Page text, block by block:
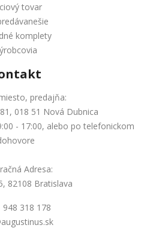
tovar
komplety
predajňa:
018 51 Nová Dubnica
- 17:00, alebo po telefonickom
Adresa:
82108 Bratislava
948 318 178